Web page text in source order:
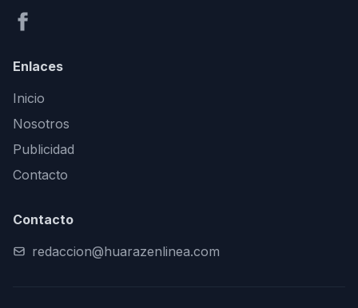
Enlaces
Inicio
Nosotros
Publicidad
Contacto
Contacto
redaccion@huarazenlinea.com